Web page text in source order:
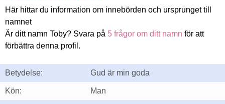
Här hittar du information om innebörden och ursprunget till
namnet
Är ditt namn Toby? Svara på 5 frågor om ditt namn för att
förbättra denna profil.
Betydelse: Gud är min goda
Kön: Man